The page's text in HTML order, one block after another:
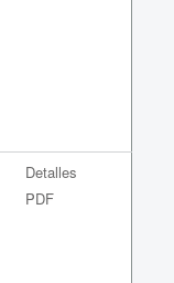
Detalles
PDF